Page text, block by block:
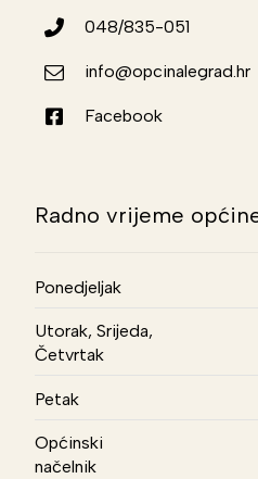
048/835-051
info@opcinalegrad.hr
Facebook
Radno vrijeme
Ponedjeljak
Utorak, Srijeda,
Četvrtak
Petak
Općinski
načelnik